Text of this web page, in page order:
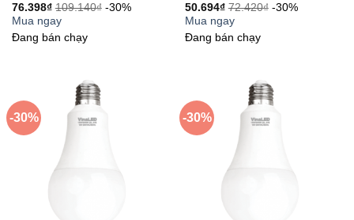
76.398₫ 109.140₫ -30%
Mua ngay
Đang bán chạy
50.694₫ 72.420₫ -30%
Mua ngay
Đang bán chạy
-30% -30%